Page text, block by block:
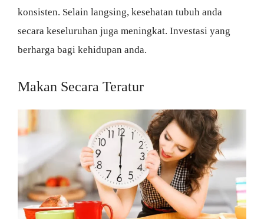
konsisten. Selain langsing, kesehatan tubuh anda
secara keseluruhan juga meningkat. Investasi yang
berharga bagi kehidupan anda.
Makan Secara Teratur